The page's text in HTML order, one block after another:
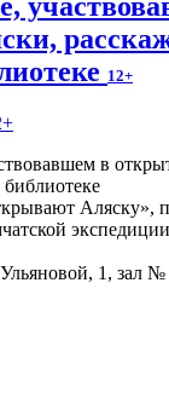
12+
Аляску»,
1, зал №